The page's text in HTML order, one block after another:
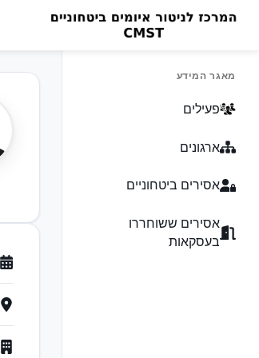
מאגר המידע
פעילים
ארגונים
אסירים ביטחוניים
אסירים ששוחררו
בעסקאות